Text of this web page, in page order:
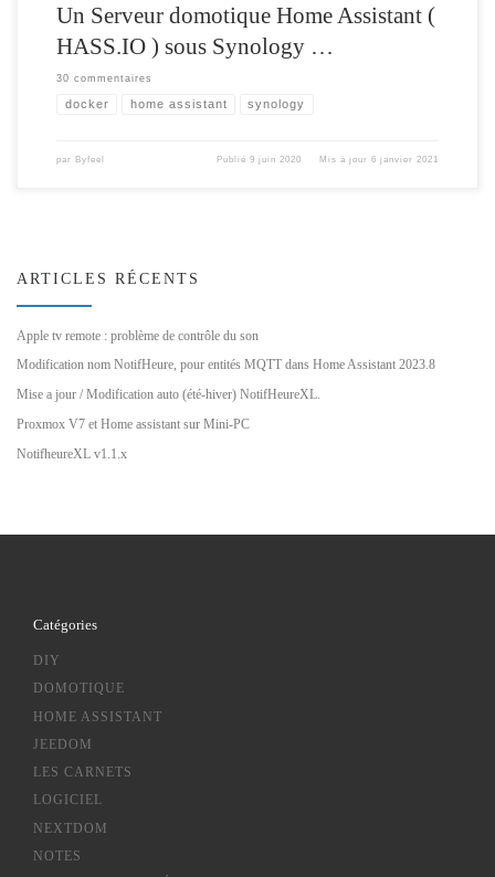
Un Serveur domotique Home Assistant (
HASS.IO ) sous Synology …
30 commentaires
docker home assistant synology
par Byfeel Publié9 juin 2020 Mis à jour6 janvier 2021
ARTICLES RÉCENTS
Apple tv remote : problème de contrôle du son
Modification nom NotifHeure, pour entités MQTT dans Home Assistant 2023.8
Mise a jour / Modification auto (été-hiver) NotifHeureXL.
Proxmox V7 et Home assistant sur Mini-PC
NotifheureXL v1.1.x
Catégories
DIY
DOMOTIQUE
HOME ASSISTANT
JEEDOM
LES CARNETS
LOGICIEL
NEXTDOM
NOTES